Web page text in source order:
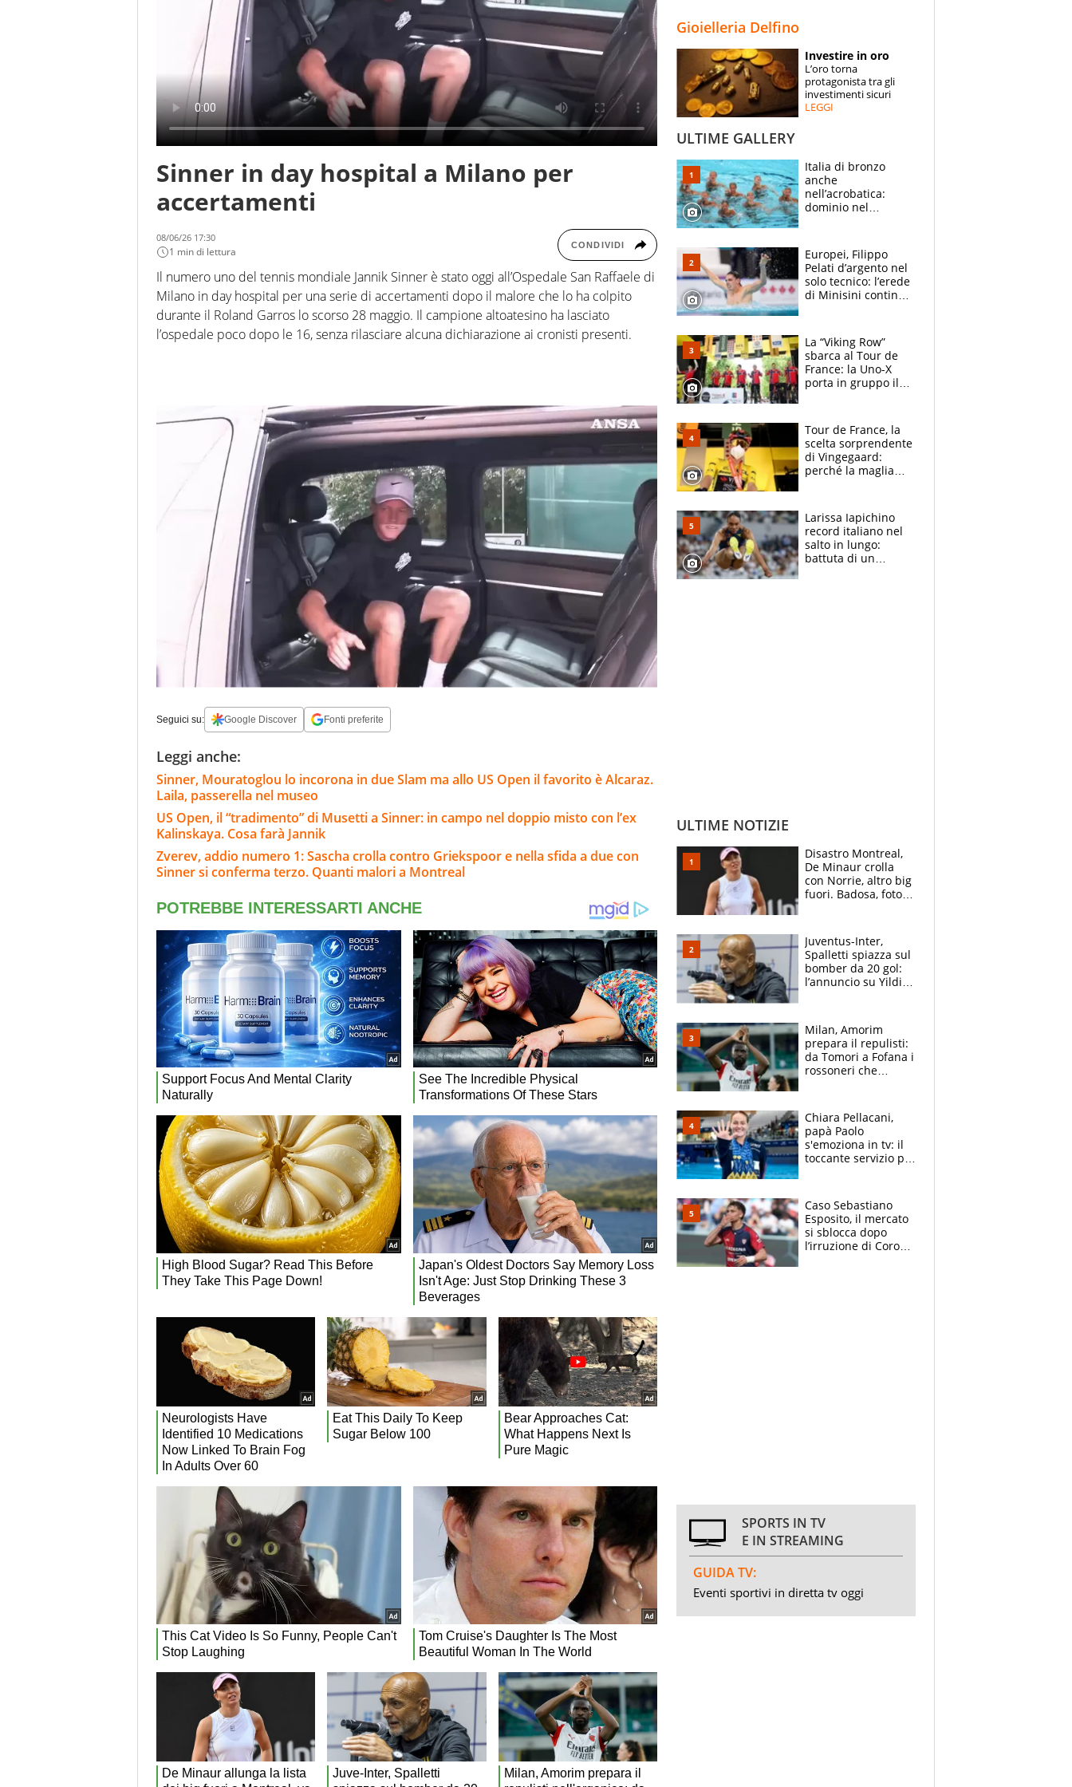
ESPERTI
CONTATTI
Sinner in day hospital a Milano per
accertamenti
08/06/26 17:30
1 min di lettura CONDIVIDI
Il numero uno del tennis mondiale Jannik Sinner è stato oggi all’Ospedale San Raffaele di
Milano in day hospital per una serie di accertamenti dopo il malore che lo ha colpito
durante il Roland Garros lo scorso 28 maggio. Il campione altoatesino ha lasciato
l’ospedale poco dopo le 16, senza rilasciare alcuna dichiarazione ai cronisti presenti.
Seguici su: Google Discover Fonti preferite
Leggi anche:
Sinner, Mouratoglou lo incorona in due Slam ma allo US Open il favorito è Alcaraz.
Laila, passerella nel museo
US Open, il “tradimento” di Musetti a Sinner: in campo nel doppio misto con l’ex
Kalinskaya. Cosa farà Jannik
Zverev, addio numero 1: Sascha crolla contro Griekspoor e nella sfida a due con
Sinner si conferma terzo. Quanti malori a Montreal
Gioielleria Delfino
Investire in oro
L’oro torna
protagonista tra gli
investimenti sicuri
LEGGI
ULTIME GALLERY
Italia di bronzo
anche
nell’acrobatica:
dominio nel
e compagni
continuare
Europei, Filippo
Pelati d’argento nel
solo tecnico: l’erede
di Minisini continua
mirino
La “Viking Row”
sbarca al Tour de
France: la Uno-X
porta in gruppo il
compagni
Tour de France, la
scelta sorprendente
di Vingegaard:
perché la maglia
rischio da evitare
Larissa Iapichino
record italiano nel
salto in lungo:
battuta di un
ULTIME NOTIZIE
Disastro Montreal,
De Minaur crolla
con Norrie, altro big
fuori. Badosa, foto
Juventus-Inter,
Spalletti spiazza sul
bomber da 20 gol:
l’annuncio su Yildiz
Milan, Amorim
prepara il repulisti:
da Tomori a Fofana i
rossoneri che
Chiara Pellacani,
papà Paolo
s'emoziona in tv: il
toccante servizio per
Caso Sebastiano
Esposito, il mercato
si sblocca dopo
l’irruzione di Corona
SPORTS IN TV
E IN STREAMING
GUIDA TV:
Eventi sportivi in diretta tv oggi